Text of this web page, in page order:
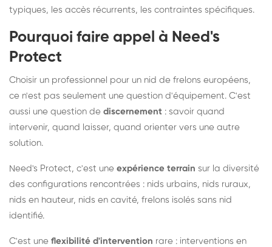
typiques, les accès récurrents, les contraintes spécifiques.
Pourquoi faire appel à Need's
Protect
Choisir un professionnel pour un nid de frelons européens,
ce n'est pas seulement une question d'équipement. C'est
aussi une question de discernement : savoir quand
intervenir, quand laisser, quand orienter vers une autre
solution.
Need's Protect, c'est une expérience terrain sur la diversité
des configurations rencontrées : nids urbains, nids ruraux,
nids en hauteur, nids en cavité, frelons isolés sans nid
identifié.
C'est une flexibilité d'intervention rare : interventions en